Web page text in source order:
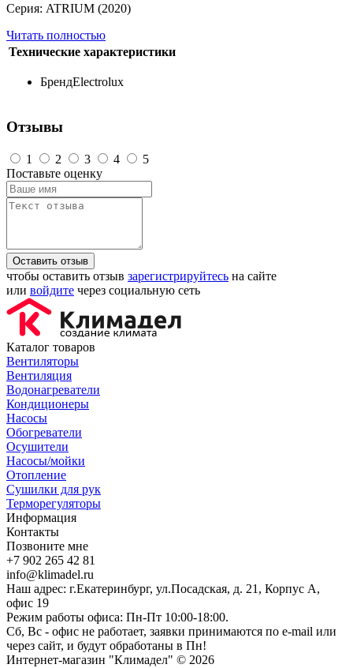
Серия: ATRIUM (2020)
Читать полностью
Технические характеристики
БрендElectrolux
Отзывы
1 2 3 4
5
Поставьте оценку
Оставить отзыв
чтобы оставить отзыв зарегистрируйтесь на сайте
или войдите через социальную сеть
Каталог товаров
Вентиляторы
Вентиляция
Водонагреватели
Кондиционеры
Насосы
Обогреватели
Осушители
Насосы/мойки
Отопление
Сушилки для рук
Терморегуляторы
Информация
Контакты
Позвоните мне
+7 902 265 42 81
info@klimadel.ru
Наш адрес: г.Екатеринбург, ул.Посадская, д. 21, Корпус А,
офис 19
Режим работы офиса: Пн-Пт 10:00-18:00.
Сб, Вс - офис не работает, заявки принимаются по e-mail или
через сайт, и будут обработаны в Пн!
Интернет-магазин "Климадел" © 2026